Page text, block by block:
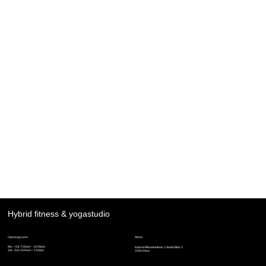
Hybrid fitness & yogastudio
Openingsuren
Ma – Vrij: 7:00am – 10:00pm
Zat - Zon: 8:00am – 1:00pm
Adres
Kolonel Blondeellaan, Citadel Blok 3
3290 Diest